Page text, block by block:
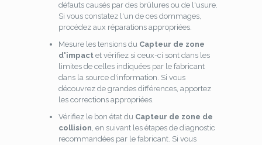
défauts causés par des brûlures ou de l'usure.
Si vous constatez l'un de ces dommages,
procédez aux réparations appropriées.
Mesure les tensions du Capteur de zone
d'impactet vérifiez si ceux-ci sont dans les
limites de celles indiquées par le fabricant
dans la source d'information. Si vous
découvrez de grandes différences, apportez
les corrections appropriées.
Vérifiez le bon état du Capteur de zone de
collision, en suivant les étapes de diagnostic
recommandées par le fabricant. Si vous